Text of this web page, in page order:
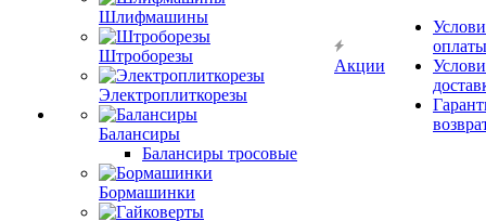
Шлифмашины
Штроборезы
Электроплиткорезы
Балансиры
Балансиры тросовые
Бормашинки
Акции
оплаты